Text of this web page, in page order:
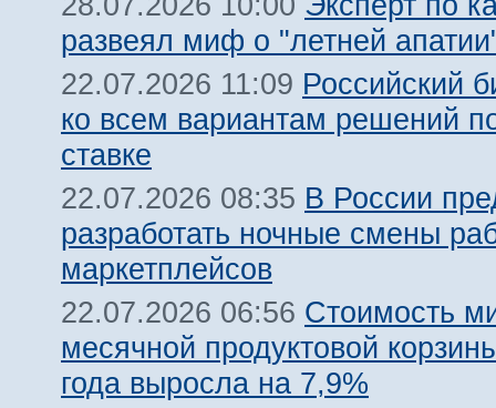
развеял миф о "летней
22.07.2026 11:09 Российский
ко всем вариантам решений
ставке
22.07.2026 08:35 В России
разработать ночные смены
маркетплейсов
22.07.2026 06:56 Стоимость
месячной продуктовой
года выросла на 7,9%